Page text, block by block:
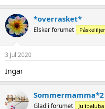
*overrasket*
Elsker forumet
3 Jul 2020
Ingar
Sommermamma*2
Glad i forumet Julibaluba